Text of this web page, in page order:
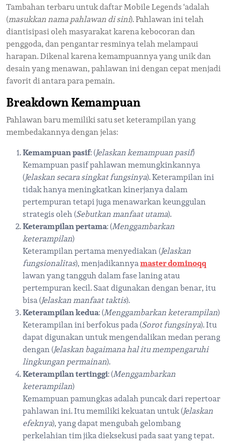
Tambahan terbaru untuk daftar Mobile Legends ‘adalah
(masukkan nama pahlawan di sini). Pahlawan ini telah
diantisipasi oleh masyarakat karena kebocoran dan
penggoda, dan pengantar resminya telah melampaui
harapan. Dikenal karena kemampuannya yang unik dan
desain yang menawan, pahlawan ini dengan cepat menjadi
favorit di antara para pemain.
Breakdown Kemampuan
Pahlawan baru memiliki satu set keterampilan yang
membedakannya dengan jelas:
Kemampuan pasif: (Jelaskan kemampuan pasif)
Kemampuan pasif pahlawan memungkinkannya
(Jelaskan secara singkat fungsinya). Keterampilan ini
tidak hanya meningkatkan kinerjanya dalam
pertempuran tetapi juga menawarkan keunggulan
strategis oleh (Sebutkan manfaat utama).
Keterampilan pertama: (Menggambarkan
keterampilan)
Keterampilan pertama menyediakan (Jelaskan
fungsionalitas), menjadikannyamaster dominoqq
lawan yang tangguh dalam fase laning atau
pertempuran kecil. Saat digunakan dengan benar, itu
bisa (Jelaskan manfaat taktis).
Keterampilan kedua: (Menggambarkan keterampilan)
Keterampilan ini berfokus pada (Sorot fungsinya). Itu
dapat digunakan untuk mengendalikan medan perang
dengan (Jelaskan bagaimana hal itu mempengaruhi
lingkungan permainan).
Keterampilan tertinggi: (Menggambarkan
keterampilan)
Kemampuan pamungkas adalah puncak dari repertoar
pahlawan ini. Itu memiliki kekuatan untuk (Jelaskan
efeknya), yang dapat mengubah gelombang
perkelahian tim jika dieksekusi pada saat yang tepat.